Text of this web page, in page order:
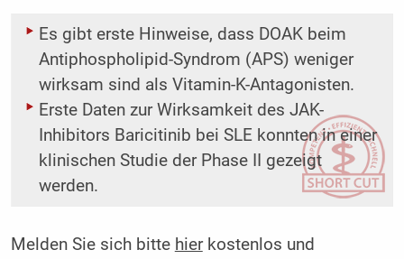
Es gibt erste Hinweise, dass DOAK beim
Antiphospholipid-Syndrom (APS) weniger
wirksam sind als Vitamin-K-Antagonisten.
Erste Daten zur Wirksamkeit des JAK-
Inhibitors Baricitinib bei SLE konnten in einer
klinischen Studie der Phase II gezeigt
werden.
Melden Sie sich bitte hierkostenlos und